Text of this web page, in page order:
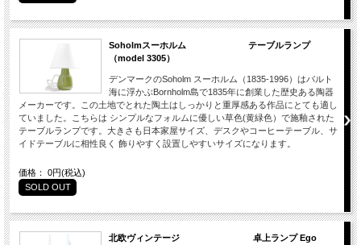
Soholmスーホルム テーブルランプ
（model 3305）
デンマークのSoholm スーホルム（1835-1996）はバルト
海に浮かぶBornholm島で1835年に創業した歴史ある陶器
メーカーです。この土地でとれた陶土はしっかりと重厚感ある作品にとても適し
ていました。こちらは シンプルなフォルムに優しい草色(黄緑色）で施釉された
テーブルランプです。大きさも日本家屋サイズ、デスクやコーヒーテーブル、サ
イドテーブルに相性良く 飾りやすく設置しやすいサイズになります。
価格： 0円(税込)
SOLD OUT
北欧ヴィンテージ 卓上ランプ Ego